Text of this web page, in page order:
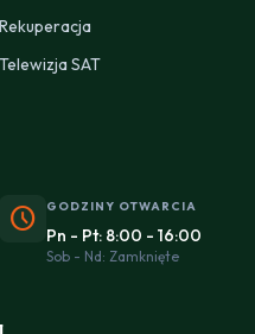
Rekuperacja
Telewizja SAT
schedule GODZINY OTWARCIA
Pn - Pt: 8:00 - 16:00
Sob - Nd: Zamknięte